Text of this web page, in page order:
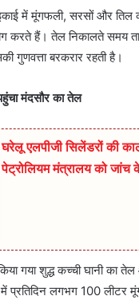
में मूंगफली, सरसों और
करते हैं। तेल निकालते समय
गुणवत्ता बरकरार रहती है।
मंदसौर का तेल
घरेलू एलपीजी सिलेंडरों की
पेट्रोलियम मंत्रालय को जांच
गया शुद्ध कच्ची घानी
में प्रतिदिन लगभग 100